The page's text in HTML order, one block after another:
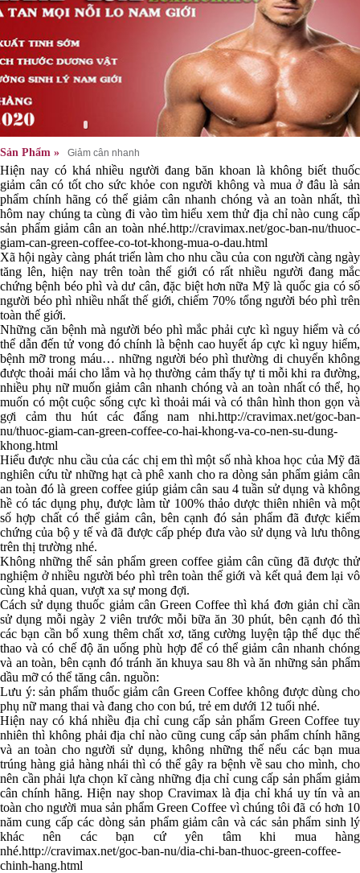
Sản Phẩm » Giảm cân nhanh
Hiện nay có khá nhiều người đang băn khoan là không biết thuốc
giảm cân có tốt cho sức khỏe con người không và mua ở đâu là sản
phẩm chính hãng có thể giảm cân nhanh chóng và an toàn nhất, thì
hôm nay chúng ta cùng đi vào tìm hiểu xem thử địa chỉ nào cung cấp
sản phẩm giảm cân an toàn nhé.http://cravimax.net/goc-ban-nu/thuoc-
giam-can-green-coffee-co-tot-khong-mua-o-dau.html
Xã hội ngày càng phát triển làm cho nhu cầu của con người càng ngày
tăng lên, hiện nay trên toàn thế giới có rất nhiều người đang mắc
chứng bệnh béo phì và dư cân, đặc biệt hơn nữa Mỹ là quốc gia có số
người béo phì nhiều nhất thế giới, chiếm 70% tổng người béo phì trên
toàn thế giới.
Những căn bệnh mà người béo phì mắc phải cực kì nguy hiểm và có
thể dẫn đến tử vong đó chính là bệnh cao huyết áp cực kì nguy hiểm,
bệnh mỡ trong máu… những người béo phì thường di chuyển không
được thoải mái cho lắm và họ thường cảm thấy tự ti mỗi khi ra đường,
nhiều phụ nữ muốn giảm cân nhanh chóng và an toàn nhất có thể, họ
muốn có một cuộc sống cực kì thoải mái và có thân hình thon gọn và
gợi cảm thu hút các đấng nam nhi.http://cravimax.net/goc-ban-
nu/thuoc-giam-can-green-coffee-co-hai-khong-va-co-nen-su-dung-
khong.html
Hiểu được nhu cầu của các chị em thì một số nhà khoa học của Mỹ đã
nghiên cứu từ những hạt cà phê xanh cho ra dòng sản phẩm giảm cân
an toàn đó là green coffee giúp giảm cân sau 4 tuần sử dụng và không
hề có tác dụng phụ, được làm từ 100% thảo dược thiên nhiên và một
số hợp chất có thể giảm cân, bên cạnh đó sản phẩm đã được kiểm
chứng của bộ y tế và đã được cấp phép đưa vào sử dụng và lưu thông
trên thị trường nhé.
Không những thế sản phẩm green coffee giảm cân cũng đã được thử
nghiệm ở nhiều người béo phì trên toàn thế giới và kết quả đem lại vô
cùng khả quan, vượt xa sự mong đợi.
Cách sử dụng thuốc giảm cân Green Coffee thì khá đơn giản chỉ cần
sử dụng mỗi ngày 2 viên trước mỗi bữa ăn 30 phút, bên cạnh đó thì
các bạn cần bổ xung thêm chất xơ, tăng cường luyện tập thể dục thể
thao và có chế độ ăn uống phù hợp để có thể giảm cân nhanh chóng
và an toàn, bên cạnh đó tránh ăn khuya sau 8h và ăn những sản phẩm
dầu mỡ có thể tăng cân. nguồn:
Lưu ý: sản phẩm thuốc giảm cân Green Coffee không được dùng cho
phụ nữ mang thai và đang cho con bú, trẻ em dưới 12 tuổi nhé.
Hiện nay có khá nhiều địa chỉ cung cấp sản phẩm Green Coffee tuy
nhiên thì không phải địa chỉ nào cũng cung cấp sản phẩm chính hãng
và an toàn cho người sử dụng, không những thế nếu các bạn mua
trúng hàng giả hàng nhái thì có thể gây ra bệnh về sau cho mình, cho
nên cần phải lựa chọn kĩ càng những địa chỉ cung cấp sản phẩm giảm
cân chính hãng. Hiện nay shop Cravimax là địa chỉ khá uy tín và an
toàn cho người mua sản phẩm Green Coffee vì chúng tôi đã có hơn 10
năm cung cấp các dòng sản phẩm giảm cân và các sản phẩm sinh lý
khác nên các bạn cứ yên tâm khi mua hàng
nhé.http://cravimax.net/goc-ban-nu/dia-chi-ban-thuoc-green-coffee-
chinh-hang.html